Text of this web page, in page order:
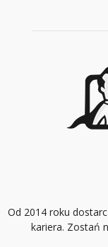
Od 2014 roku
kariera. Zostań